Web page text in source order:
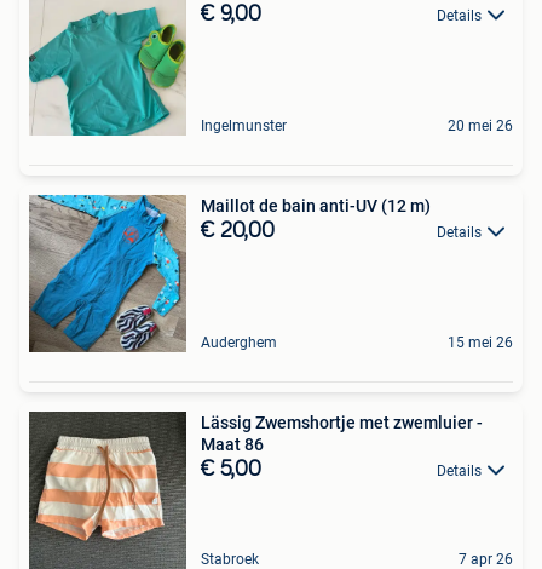
€ 9,00 Details
Ingelmunster 20 mei 26
Maillot de bain anti-UV (12 m)
€ 20,00 Details
Auderghem 15 mei 26
Lässig Zwemshortje met zwemluier -
Maat 86
€ 5,00 Details
Stabroek 7 apr 26